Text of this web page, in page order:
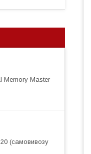
Memory Master
(самовивозу